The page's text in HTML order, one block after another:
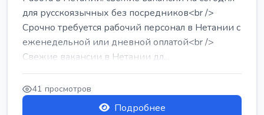
для русскоязычных без посредников<br />
Срочно требуется рабочий персонал в Нетании с
еженедельной или дневной оплатой<br />
Свежие вакансии в Нетании дл...
41 просмотров
Подробнее